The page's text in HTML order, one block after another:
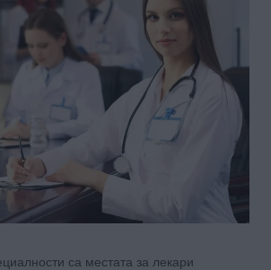
са местата за лекари